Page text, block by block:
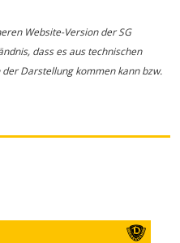
Website-Version der SG
dass es aus technischen
Darstellung kommen kann bzw.